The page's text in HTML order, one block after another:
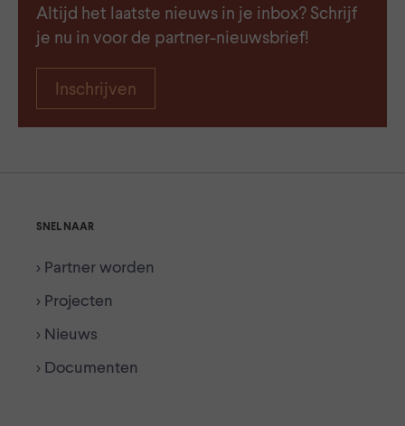
Altijd het laatste nieuws in je inbox? Schrijf
je nu in voor de partner-nieuwsbrief!
Inschrijven
SNEL NAAR
> Partner worden
> Projecten
> Nieuws
> Documenten